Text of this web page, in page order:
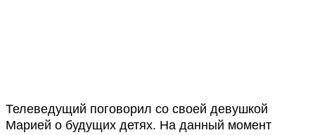
Телеведущий поговорил со своей девушкой
Марией о будущих детях. На данный момент